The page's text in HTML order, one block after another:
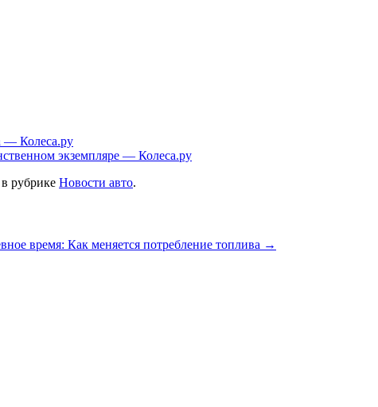
— Колеса.ру
экземпляре — Колеса.ру
рубрике Новости авто.
время: Как меняется потребление топлива →